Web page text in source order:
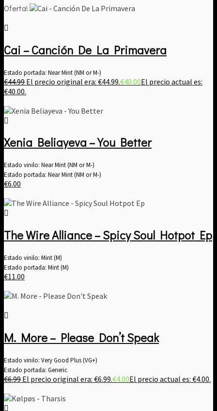
Oferta!
Cai – Canción De La Primavera
Estado portada: Near Mint (NM or M-)
€44.99 El precio original era: €44.99.€40.00El precio actual es:
€40.00.
Xenia Beliayeva – You Better
Estado vinilo: Near Mint (NM or M-)
Estado portada: Near Mint (NM or M-)
€6.00
The Wire Alliance – Spicy Soul Hotpot Ep
Estado vinilo: Mint (M)
Estado portada: Mint (M)
€11.00
M. More – Please Don’t Speak
Estado vinilo: Very Good Plus (VG+)
Estado portada: Generic
€6.99 El precio original era: €6.99.€4.00El precio actual es: €4.00.